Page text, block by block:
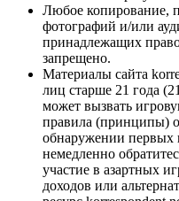
Любое копирование,
фотографий и/или
принадлежащих
запрещено.
Материалы сайта
лиц старше 21 года
может вызвать
правила (принципы)
обнаружении первых
немедленно
участие в азартных
доходов или